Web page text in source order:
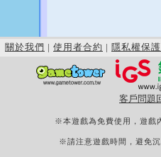
關於我們 | 使用者合約 | 隱私權保護
客戶問題
※本遊戲為免費使用，遊戲
※請注意遊戲時間，避免